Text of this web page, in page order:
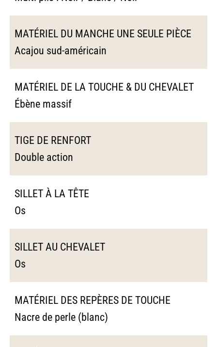
MATÉRIEL DU MANCHE UNE SEULE PIÈCE
Acajou sud-américain
MATÉRIEL DE LA TOUCHE & DU CHEVALET
Ébène massif
TIGE DE RENFORT
Double action
SILLET À LA TÊTE
Os
SILLET AU CHEVALET
Os
MATÉRIEL DES REPÈRES DE TOUCHE
Nacre de perle (blanc)